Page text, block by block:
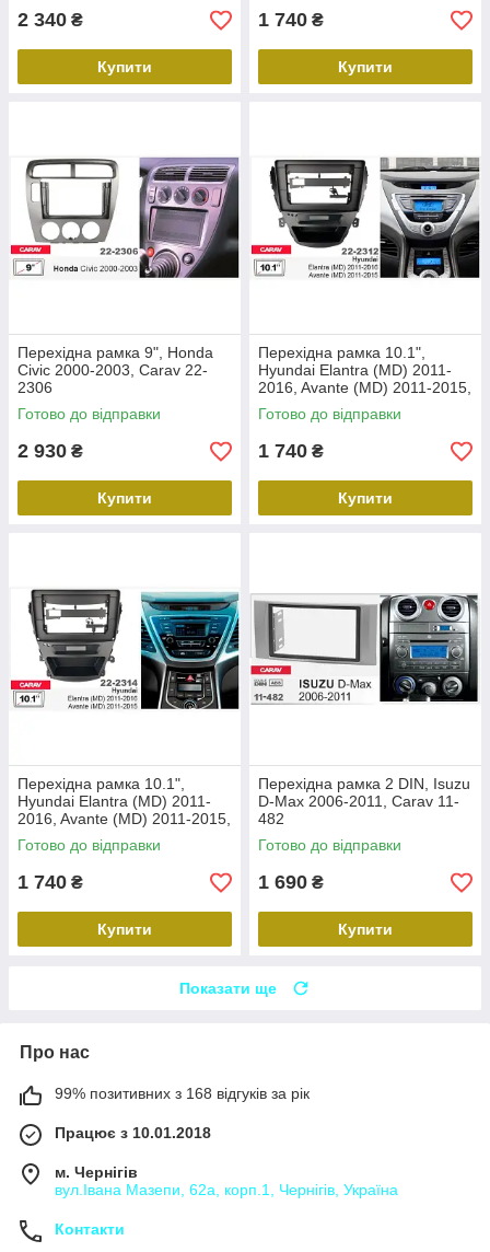
2 340 ₴
Купити
1 740 ₴
Купити
Перехідна рамка 9", Honda
Civic 2000-2003, Carav 22-
2306
Готово до відправки
2 930 ₴
Купити
Перехідна рамка 10.1",
Hyundai Elantra (MD) 2011-
2016, Avante (MD) 2011-2015,
Carav 22-2312
Готово до відправки
1 740 ₴
Купити
Перехідна рамка 10.1",
Hyundai Elantra (MD) 2011-
2016, Avante (MD) 2011-2015,
Carav 22-2314
Готово до відправки
1 740 ₴
Купити
Перехідна рамка 2 DIN, Isuzu
D-Max 2006-2011, Carav 11-
482
Готово до відправки
1 690 ₴
Купити
Показати ще
Про нас
99% позитивних з 168 відгуків за рік
Працює з 10.01.2018
м. Чернігів
вул.Івана Мазепи, 62а, корп.1, Чернігів, Україна
Контакти